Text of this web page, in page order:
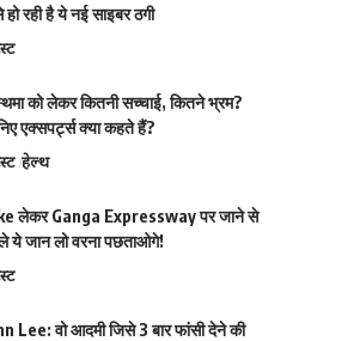
रही है ये नई साइबर ठगी
को लेकर कितनी सच्चाई, कितने भ्रम?
एक्सपर्ट्स क्या कहते हैं?
हेल्थ
लेकर Ganga Expressway पर जाने से
ये जान लो वरना पछताओगे!
Lee: वो आदमी जिसे 3 बार फांसी देने की